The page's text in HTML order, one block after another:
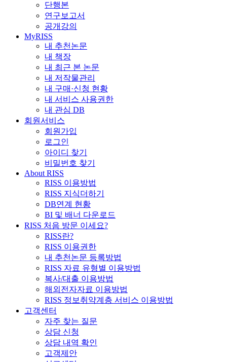
단행본
연구보고서
공개강의
MyRISS
내 추천논문
내 책장
내 최근 본 논문
내 저작물관리
내 구매·신청 현황
내 서비스 사용권한
내 관심 DB
회원서비스
회원가입
로그인
아이디 찾기
비밀번호 찾기
About RISS
RISS 이용방법
RISS 지식더하기
DB연계 현황
BI 및 배너 다운로드
RISS 처음 방문 이세요?
RISS란?
RISS 이용권한
내 추천논문 등록방법
RISS 자료 유형별 이용방법
복사/대출 이용방법
해외전자자료 이용방법
RISS 정보취약계층 서비스 이용방법
고객센터
자주 찾는 질문
상담 신청
상담 내역 확인
고객제안